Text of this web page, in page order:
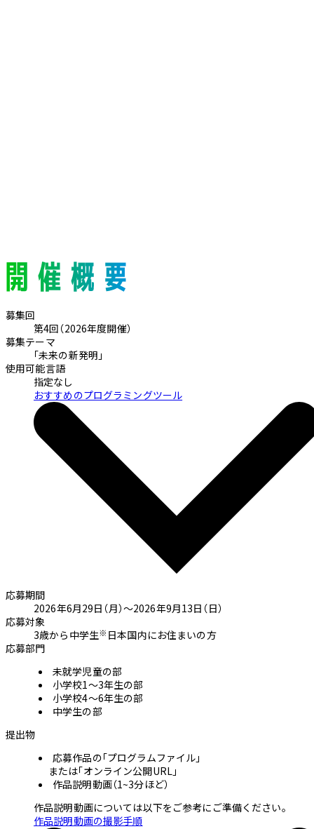
募集回
第4回（2026年度開催）
募集テーマ
「未来の新発明」
使用可能言語
指定なし
おすすめのプログラミングツール
応募期間
2026年6月29日（月）～2026年9月13日（日）
応募対象
3歳から中学生※ 日本国内にお住まいの方
応募部門
未就学児童の部
小学校1〜3年生の部
小学校4〜6年生の部
中学生の部
提出物
応募作品の「プログラムファイル」
または「オンライン公開URL」
作品説明動画（1~3分ほど）
作品説明動画については以下をご参考に ご準備ください。
作品説明動画の撮影手順